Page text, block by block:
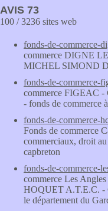
AVIS 73
100 / 3236 sites web
fonds-de-commerce-
commerce DIGNE
MICHEL SIMOND
fonds-de-commerce-
commerce FIGEAC
- fonds de commerce
fonds-de-commerce-
Fonds de commerce
commerciaux, droit
capbreton
fonds-de-commerce-
commerce Les
HOQUET A.T.E.C. -
le département du